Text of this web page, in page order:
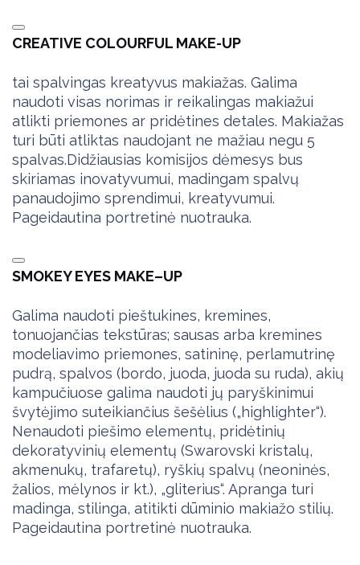
CREATIVE COLOURFUL MAKE-UP
tai spalvingas kreatyvus makiažas. Galima
naudoti visas norimas ir reikalingas makiažui
atlikti priemones ar pridėtines detales. Makiažas
turi būti atliktas naudojant ne mažiau negu 5
spalvas.Didžiausias komisijos dėmesys bus
skiriamas inovatyvumui, madingam spalvų
panaudojimo sprendimui, kreatyvumui.
Pageidautina portretinė nuotrauka.
SMOKEY EYES MAKE–UP
Galima naudoti pieštukines, kremines,
tonuojančias tekstūras; sausas arba kremines
modeliavimo priemones, satininę, perlamutrinę
pudrą, spalvos (bordo, juoda, juoda su ruda), akių
kampučiuose galima naudoti jų paryškinimui
švytėjimo suteikiančius šešėlius („highlighter“).
Nenaudoti piešimo elementų, pridėtinių
dekoratyvinių elementų (Swarovski kristalų,
akmenukų, trafaretų), ryškių spalvų (neoninės,
žalios, mėlynos ir kt.), „gliterius“. Apranga turi
madinga, stilinga, atitikti dūminio makiažo stilių.
Pageidautina portretinė nuotrauka.